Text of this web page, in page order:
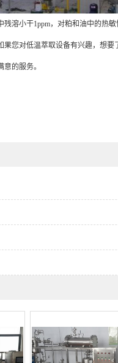
溶小干1ppm，对粕和油中的热
果您对低温萃取设备有兴趣，想
的服务。